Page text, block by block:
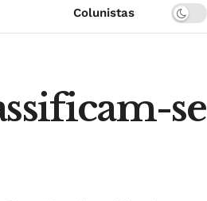
Colunistas
se